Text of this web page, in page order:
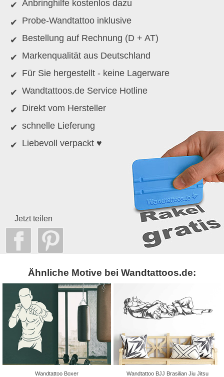
Anbringhilfe kostenlos dazu
Probe-Wandtattoo inklusive
Bestellung auf Rechnung (D + AT)
Markenqualität aus Deutschland
Für Sie hergestellt - keine Lagerware
Wandtattoos.de Service Hotline
Direkt vom Hersteller
schnelle Lieferung
Liebevoll verpackt ♥
Jetzt teilen
Ähnliche Motive bei Wandtattoos.de:
Wandtattoo Boxer
Wandtattoo BJJ Brasilian Jiu Jitsu